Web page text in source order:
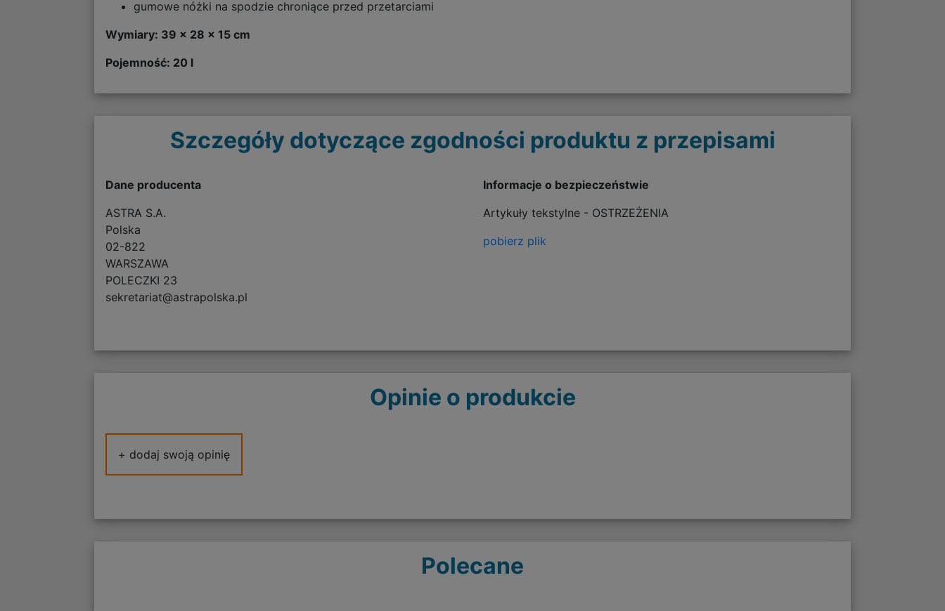
gumowe nóżki na spodzie chroniące przed przetarciami
Wymiary: 39 x 28 x 15 cm
Pojemność: 20 l
Szczegóły dotyczące zgodności produktu z przepisami
Dane producenta
ASTRA S.A.
Polska
02-822
WARSZAWA
POLECZKI 23
sekretariat@astrapolska.pl
Informacje o bezpieczeństwie
Artykuły tekstylne - OSTRZEŻENIA
pobierz plik
Opinie o produkcie
+ dodaj swoją opinię
Polecane